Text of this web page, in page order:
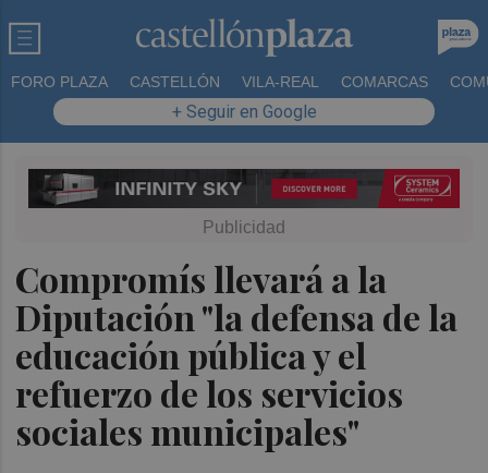
FORO PLAZA CASTELLÓN VILA-REAL COMARCAS
+ Seguir en Google
Compromís llevará a la
Diputación "la defensa de la
educación pública y el
refuerzo de los servicios
sociales municipales"